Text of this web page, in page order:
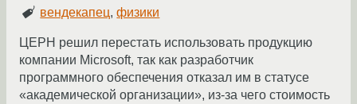
вендекапец,физики
ЦЕРН решил перестать использовать продукцию
компании Microsoft, так как разработчик
программного обеспечения отказал им в статусе
«академической организации», из-за чего стоимость